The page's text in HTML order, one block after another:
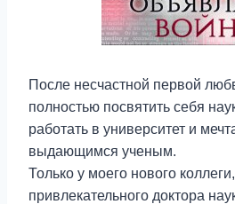
После несчастной первой
полностью посвятить себя
работать в университет и
выдающимся ученым.
Только у моего нового
привлекательного доктора